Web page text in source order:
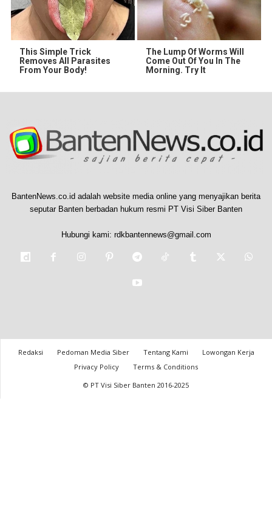
This Simple Trick
Removes All Parasites
From Your Body!
The Lump Of Worms Will
Come Out Of You In The
Morning. Try It
BantenNews.co.id adalah website media online yang menyajikan berita
seputar Banten berbadan hukum resmi PT Visi Siber Banten
Hubungi kami: rdkbantennews@gmail.com
Redaksi Pedoman Media Siber Tentang Kami
Lowongan Kerja
Privacy Policy
Terms & Conditions
© PT Visi Siber Banten 2016-2025